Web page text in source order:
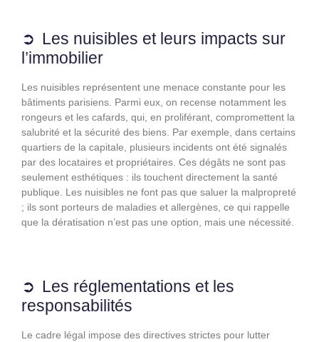
Les nuisibles et leurs impacts sur
l’immobilier
Les nuisibles représentent une menace constante pour les
bâtiments parisiens. Parmi eux, on recense notamment les
rongeurs et les cafards, qui, en proliférant, compromettent la
salubrité et la sécurité des biens. Par exemple, dans certains
quartiers de la capitale, plusieurs incidents ont été signalés
par des locataires et propriétaires. Ces dégâts ne sont pas
seulement esthétiques : ils touchent directement la santé
publique. Les nuisibles ne font pas que saluer la malpropreté
; ils sont porteurs de maladies et allergènes, ce qui rappelle
que la dératisation n’est pas une option, mais une nécessité.
Les réglementations et les
responsabilités
Le cadre légal impose des directives strictes pour lutter